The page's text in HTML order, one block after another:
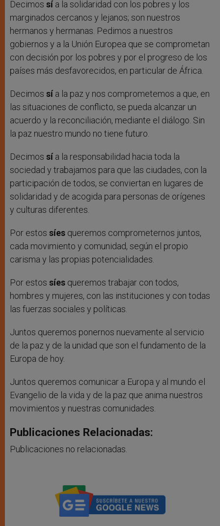
Decimos sí a la solidaridad con los pobres y los
marginados cercanos y lejanos; son nuestros
hermanos y hermanas. Pedimos a nuestros
gobiernos y a la Unión Europea que se comprometan
con decisión por los pobres y por el progreso de los
países más desfavorecidos, en particular de África.
Decimos sí a la paz y nos comprometemos a que, en
las situaciones de conflicto, se pueda alcanzar un
acuerdo y la reconciliación, mediante el diálogo. Sin
la paz nuestro mundo no tiene futuro.
Decimos sí a la responsabilidad hacia toda la
sociedad y trabajamos para que las ciudades, con la
participación de todos, se conviertan en lugares de
solidaridad y de acogida para personas de orígenes
y culturas diferentes.
Por estos síes queremos comprometernos juntos,
cada movimiento y comunidad, según el propio
carisma y las propias potencialidades.
Por estos síes queremos trabajar con todos,
hombres y mujeres, con las instituciones y con todas
las fuerzas sociales y políticas.
Juntos queremos ponernos nuevamente al servicio
de la paz y de la unidad que son el fundamento de la
Europa de hoy.
Juntos queremos comunicar a Europa y al mundo el
Evangelio de la vida y de la paz que anima nuestros
movimientos y nuestras comunidades.
Publicaciones Relacionadas:
Publicaciones no relacionadas.